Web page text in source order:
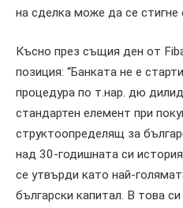
на сделка може да се
Късно през същия ден от
позиция: “Банката не е
процедура по т.нар. дю
стандартен елемент при
структоопределящ за
над 30-годишната си
се утвърди като най-
български капитал. В това